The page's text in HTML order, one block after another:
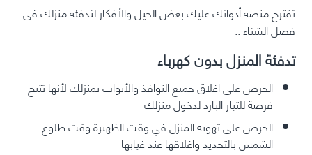
تقترحمنصة أدواتكعليك بعض الحيل والأفكار لتدفئة منزلك في
فصل الشتاء ..
تدفئة المنزل بدون كهرباء
الحرص على اغلاق جميع النوافذ والأبواب بمنزلك لأنها تتيح
فرصة للتيار البارد لدخول منزلك
الحرص على تهوية المنزل في وقت الظهيرة وقت طلوع
الشمس بالتحديد واغلاقها عند غيابها